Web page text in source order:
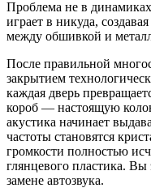
Проблема не в
играет в никуда,
между обшивкой и
После правильной
закрытием
каждая дверь
короб — настоящую
акустика начинает
частоты становятся
громкости полностью
глянцевого пластика.
замене автозвука.